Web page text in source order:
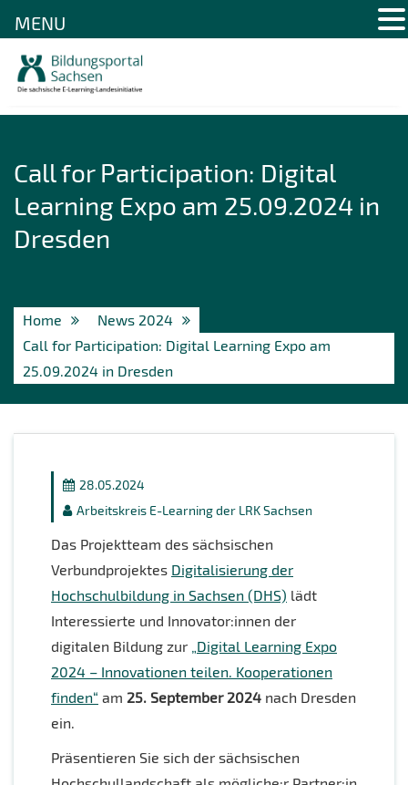
Call for Participation: Digital
Learning Expo am 25.09.2024 in
Dresden
Home
News 2024
Call for Participation: Digital Learning Expo am
25.09.2024 in Dresden
28.05.2024
Arbeitskreis E-Learning der LRK Sachsen
Das Projektteam des sächsischen
Verbundprojektes Digitalisierung der
Hochschulbildung in Sachsen (DHS) lädt
Interessierte und Innovator:innen der
digitalen Bildung zur „Digital Learning Expo
2024 – Innovationen teilen. Kooperationen
finden“ am 25. September 2024 nach Dresden
ein.
Präsentieren Sie sich der sächsischen
MENU